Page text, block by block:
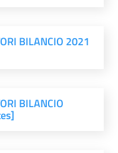
BILANCIO 2021
BILANCIO